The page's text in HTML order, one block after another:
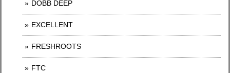
DOBB DEEP
EXCELLENT
FRESHROOTS
FTC